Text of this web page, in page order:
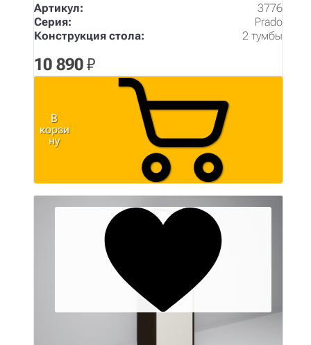
Артикул:
3776
Серия:
Prado
Конструкция стола:
2 тумбы
10 890₽
В
корзи
ну